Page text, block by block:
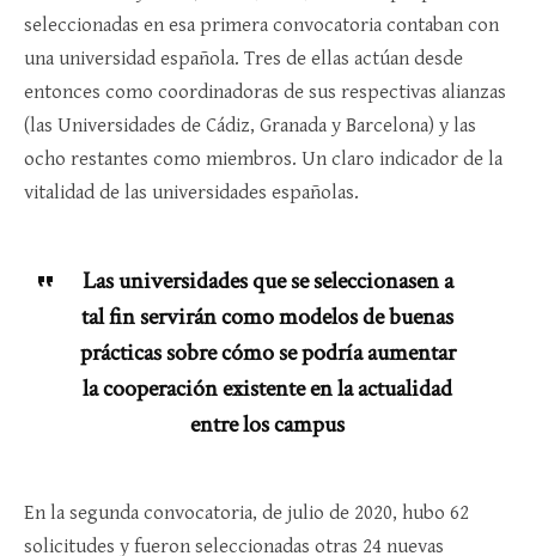
seleccionadas en esa primera convocatoria contaban con
una universidad española. Tres de ellas actúan desde
entonces como coordinadoras de sus respectivas alianzas
(las Universidades de Cádiz, Granada y Barcelona) y las
ocho restantes como miembros. Un claro indicador de la
vitalidad de las universidades españolas.
Las universidades que se seleccionasen a
tal fin servirán como modelos de buenas
prácticas sobre cómo se podría aumentar
la cooperación existente en la actualidad
entre los campus
En la segunda convocatoria, de julio de 2020, hubo 62
solicitudes y fueron seleccionadas otras 24 nuevas